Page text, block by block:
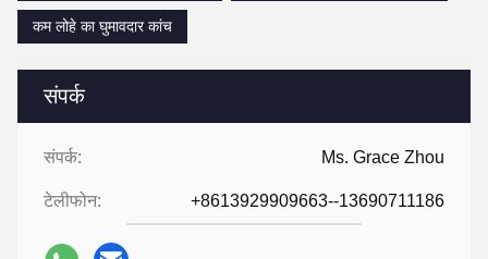
संपर्क
संपर्क: Ms. Grace Zhou
टेलीफोन: +8613929909663--13690711186
कम लोहे का घुमावदार कांच